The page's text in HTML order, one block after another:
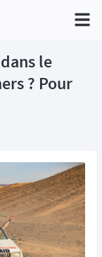
le
? Pour